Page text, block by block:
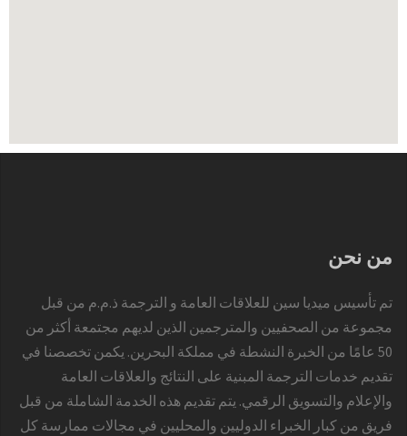
من نحن
تم تأسيس ميديا سين للعلاقات العامة و الترجمة ذ.م.م من قبل
مجموعة من الصحفيين والمترجمين الذين لديهم مجتمعة أكثر من
50 عامًا من الخبرة النشطة في مملكة البحرين. يكمن تخصصنا في
تقديم خدمات الترجمة المبنية على النتائج والعلاقات العامة
والإعلام والتسويق الرقمي. يتم تقديم هذه الخدمة الشاملة من قبل
فريق من كبار الخبراء الدوليين والمحليين في مجالات ممارسة كل